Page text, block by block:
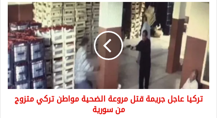
تركيا
عاجل
قتل
مروعة
الضحية
مواطن
تركي
متزوج
منتركيا عاجل جريمة قتل مروعة الضحية مواطن تركي متزوج
من سورية